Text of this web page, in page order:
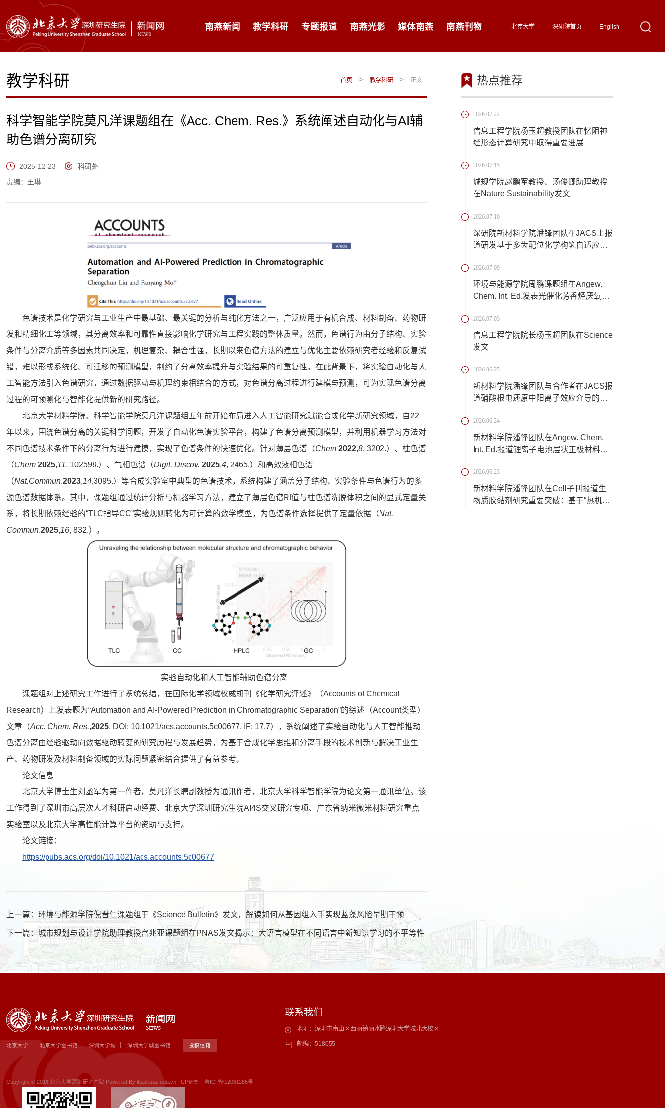
南燕新闻 教学科研 专题报道 南燕光影 媒体南燕 南燕刊物 北京大学 深研院首页 English
教学科研 首页 > 教学科研 > 正文
科学智能学院莫凡洋课题组在《Acc. Chem. Res.》系统阐述自动化与AI辅
助色谱分离研究
2025-12-23
科研处
责编：王琳
色谱技术是化学研究与工业生产中最基础、最关键的分析与纯化方法之一，广泛应用于有机合成、材料制备、药物研
发和精细化工等领域，其分离效率和可靠性直接影响化学研究与工程实践的整体质量。然而，色谱行为由分子结构、实验
条件与分离介质等多因素共同决定，机理复杂、耦合性强，长期以来色谱方法的建立与优化主要依赖研究者经验和反复试
错，难以形成系统化、可迁移的预测模型，制约了分离效率提升与实验结果的可重复性。在此背景下，将实验自动化与人
工智能方法引入色谱研究，通过数据驱动与机理约束相结合的方式，对色谱分离过程进行建模与预测，可为实现色谱分离
过程的可预测化与智能化提供新的研究路径。
北京大学材料学院、科学智能学院莫凡洋课题组五年前开始布局进入人工智能研究赋能合成化学新研究领域，自22
年以来，围绕色谱分离的关键科学问题，开发了自动化色谱实验平台，构建了色谱分离预测模型，并利用机器学习方法对
不同色谱技术条件下的分离行为进行建模，实现了色谱条件的快速优化。针对薄层色谱（Chem 2022,8, 3202.）、柱色谱
（Chem 2025,11, 102598.）、气相色谱（Digit. Discov. 2025,4, 2465.）和高效液相色谱
（Nat.Commun.2023,14,3095.）等合成实验室中典型的色谱技术，系统构建了涵盖分子结构、实验条件与色谱行为的多
源色谱数据体系。其中，课题组通过统计分析与机器学习方法，建立了薄层色谱Rf值与柱色谱洗脱体积之间的显式定量关
系，将长期依赖经验的“TLC指导CC”实验规则转化为可计算的数学模型，为色谱条件选择提供了定量依据（Nat.
Commun.2025,16, 832.）。
实验自动化和人工智能辅助色谱分离
课题组对上述研究工作进行了系统总结，在国际化学领域权威期刊《化学研究评述》（Accounts of Chemical
Research）上发表题为“Automation and AI-Powered Prediction in Chromatographic Separation”的综述（Account类型）
文章（Acc. Chem. Res.,2025, DOI: 10.1021/acs.accounts.5c00677, IF: 17.7），系统阐述了实验自动化与人工智能推动
色谱分离由经验驱动向数据驱动转变的研究历程与发展趋势，为基于合成化学思维和分离手段的技术创新与解决工业生
产、药物研发及材料制备领域的实际问题紧密结合提供了有益参考。
论文信息
北京大学博士生刘丞军为第一作者，莫凡洋长聘副教授为通讯作者，北京大学科学智能学院为论文第一通讯单位。该
工作得到了深圳市高层次人才科研启动经费、北京大学深圳研究生院AI4S交叉研究专项、广东省纳米微米材料研究重点
实验室以及北京大学高性能计算平台的资助与支持。
论文链接：
https://pubs.acs.org/doi/10.1021/acs.accounts.5c00677
上一篇：环境与能源学院倪晋仁课题组于《Science Bulletin》发文，解读如何从基因组入手实现蓝藻风险早期干预
下一篇：城市规划与设计学院助理教授宫兆亚课题组在PNAS发文揭示：大语言模型在不同语言中新知识学习的不平等性
热点推荐
2026.07.22
信息工程学院杨玉超教授团队在忆阻神
经形态计算研究中取得重要进展
2026.07.15
城规学院赵鹏军教授、汤俊卿助理教授
在Nature Sustainability发文
2026.07.10
深研院新材料学院潘锋团队在JACS上报
道研发基于多齿配位化学构筑自适应离
2026.07.09
环境与能源学院周鹏课题组在Angew.
Chem. Int. Ed.发表光催化芳香烃厌氧转
2026.07.03
信息工程学院院长杨玉超团队在Science
发文
2026.06.25
新材料学院潘锋团队与合作者在JACS报
道硝酸根电还原中阳离子效应介导的催
2026.06.24
新材料学院潘锋团队在Angew. Chem.
Int. Ed.报道锂离子电池层状正极材料脱
2026.06.23
新材料学院潘锋团队在Cell子刊报道生
物质胶黏剂研究重要突破：基于“热机械
北京大学 北京大学图书馆 深圳大学城 深圳大学城图书馆 投稿信箱
联系我们
地址：深圳市南山区西丽镇丽水路深圳大学城北大校区
邮编：518055
Copyright © 2016 北京大学深圳研究生院 Powered By its.pkusz.edu.cn ICP备案：粤ICP备12081285号